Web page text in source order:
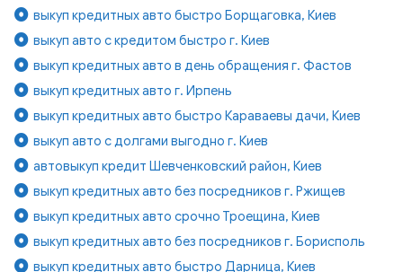
выкуп кредитных авто быстро Борщаговка, Киев
выкуп авто с кредитом быстро г. Киев
выкуп кредитных авто в день обращения г. Фастов
выкуп кредитных авто г. Ирпень
выкуп кредитных авто быстро Караваевы дачи, Киев
выкуп авто с долгами выгодно г. Киев
автовыкуп кредит Шевченковский район, Киев
выкуп кредитных авто без посредников г. Ржищев
выкуп кредитных авто срочно Троещина, Киев
выкуп кредитных авто без посредников г. Борисполь
выкуп кредитных авто быстро Дарница, Киев